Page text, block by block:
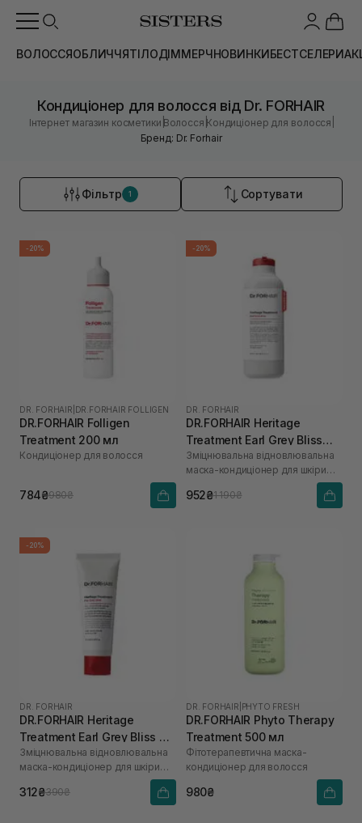
ВОЛОССЯОБЛИЧЧЯТІЛОДІММЕРЧНОВИНКИБЕСТСЕЛЕРИ
Кондиціонер для волосся від Dr. FORHAIR
Інтернет магазин косметики |Волосся |Кондиціонер для волосся
Бренд: Dr. Forhair
Фільтр 1 Сортувати
-20%
DR. FORHAIR DR.FORHAIR FOLLIGEN
DR.FORHAIR Folligen
Treatment 200 мл
Кондиціонер для волосся
784₴980₴
-20%
DR. FORHAIR
DR.FORHAIR Heritage
Treatment Earl Grey Bliss
500 мл
Зміцнювальна відновлювальна
маска-кондиціонер для шкіри
952₴1 190₴
-20%
DR. FORHAIR
DR.FORHAIR Heritage
Treatment Earl Grey Bliss 70
мл
Зміцнювальна відновлювальна
маска-кондиціонер для шкіри
312₴390₴
DR. FORHAIR PHYTO FRESH
DR.FORHAIR Phyto Therapy
Treatment 500 мл
Фітотерапевтична маска-
кондиціонер для волосся
980₴